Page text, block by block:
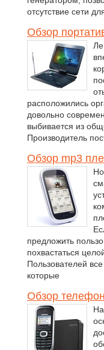
отсутствие сети
Обзор
расположились
довольно
выбивается из
Производитель
Обзор mp3
предложить
похвастаться
Пользователей
которые
Обзор